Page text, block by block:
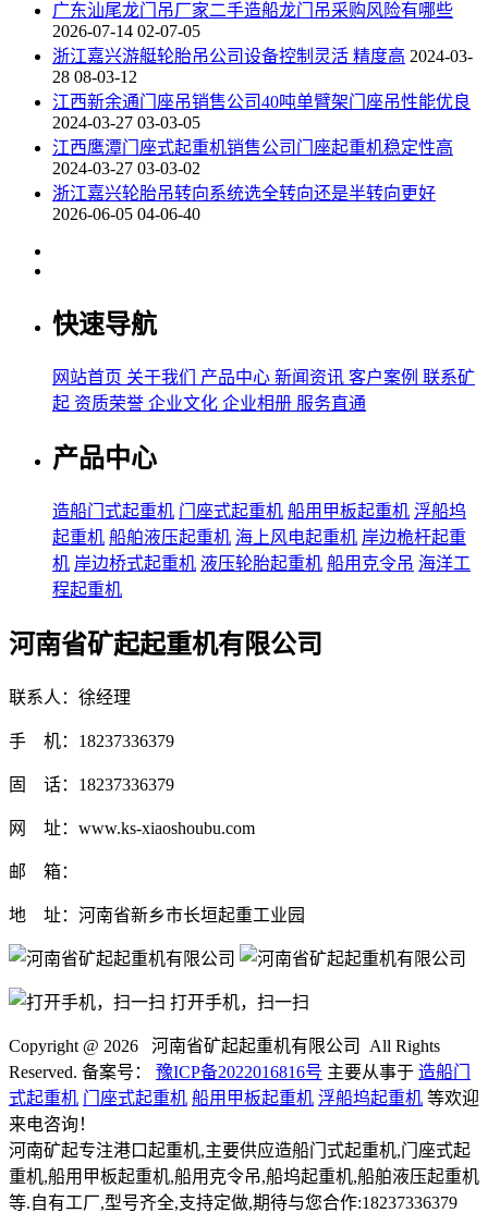
广东汕尾龙门吊厂家二手造船龙门吊采购风险有哪些
2026-07-14 02-07-05
浙江嘉兴游艇轮胎吊公司设备控制灵活 精度高 2024-03-
28 08-03-12
江西新余通门座吊销售公司40吨单臂架门座吊性能优良
2024-03-27 03-03-05
江西鹰潭门座式起重机销售公司门座起重机稳定性高
2024-03-27 03-03-02
浙江嘉兴轮胎吊转向系统选全转向还是半转向更好
2026-06-05 04-06-40
快速导航
网站首页 关于我们 产品中心 新闻资讯 客户案例 联系矿
起 资质荣誉 企业文化 企业相册 服务直通
产品中心
造船门式起重机 门座式起重机 船用甲板起重机 浮船坞
起重机 船舶液压起重机 海上风电起重机 岸边桅杆起重
机 岸边桥式起重机 液压轮胎起重机 船用克令吊 海洋工
程起重机
河南省矿起起重机有限公司
联系人：徐经理
手 机：18237336379
固 话：18237336379
网 址：www.ks-xiaoshoubu.com
邮 箱：
地 址：河南省新乡市长垣起重工业园
打开手机，扫一扫
Copyright @ 2026 河南省矿起起重机有限公司 All Rights
Reserved. 备案号： 豫ICP备2022016816号 主要从事于 造船门
式起重机 门座式起重机 船用甲板起重机 浮船坞起重机 等欢迎
来电咨询！
河南矿起专注港口起重机,主要供应造船门式起重机,门座式起
重机,船用甲板起重机,船用克令吊,船坞起重机,船舶液压起重机
等.自有工厂,型号齐全,支持定做,期待与您合作:18237336379